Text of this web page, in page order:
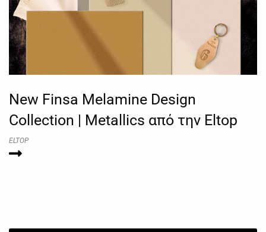
New Finsa Melamine Design
Collection | Metallics από την Eltop
ELTOP